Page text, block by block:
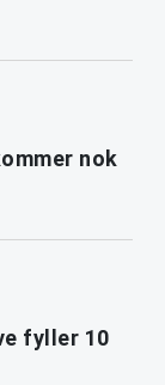
nok
fyller 10